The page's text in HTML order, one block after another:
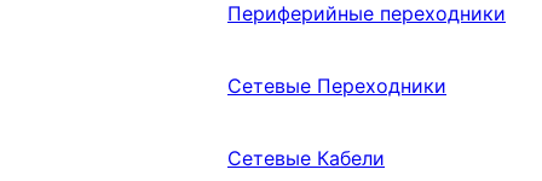
Периферийные переходники
Сетевые Переходники
Сетевые Кабели